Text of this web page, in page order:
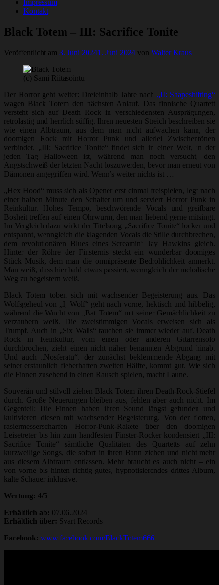
Impressum
Kontakt
Black Totem – III: Sacrifice Tonite
Veröffentlicht am 3. Juni 20241. Juni 2024 von Walter Kraus
(c) Sami Riitasointu
Der Horror geht weiter: Dreieinhalb Jahre nach „II: Shapeshifting“
wagen Black Totem den nächsten Anlauf. Das finnische Quartett
versteht sich auf Death Rock in verschiedensten Ausprägungen,
retrolastig und herrlich süffig. Ihren neuesten Streich beschreiben sie
wie einen Albtraum, aus dem man nicht aufwachen kann, der
doomigen Rock mit Horror Punk und allerlei Zwischentönen
verbindet. „III: Sacrifice Tonite“ findet sich in einer Welt, in der
jeden Tag Halloween ist, während man noch versucht, den
Angstschweiß der letzten Nacht loszuwerden, bevor man erneut von
Dämonen angegriffen wird. Wenn’s weiter nichts ist …
„Hex Hood“ muss sich als Opener erst einmal freispielen, legt nach
einer halben Minute den Schalter um und serviert Horror Punk in
Reinkultur. Hohes Tempo, beschwörende Vocals und greifbare
Bosheit treffen auf einen Ohrwurm, den man liebend gerne mitsingt.
Im Vergleich dazu wirkt der Titelsong „Sacrifice Tonite“ locker und
entspannt, wenngleich die klagenden Vocals die Stille durchbrechen,
dem revolutionären Blues eines Screamin‘ Jay Hawkins gleich.
Hinter der Röhre der Finsternis steckt ein wunderbar doomiges
Stück Musik, dem man die omnipräsente Bedrohlichkeit anmerkt.
Man weiß, dass hier bald etwas passiert, wenngleich der melodische
Weg zu begeistern weiß.
Black Totem toben sich mit wachsender Begeisterung aus. Das
Wolfsgeheul von „I, Wolf“ geht nach vorne, hektisch und hibbelig,
während die Wucht von „Bat Totem“ mit seiner Gemächlichkeit zu
verzaubern weiß. Die zweistimmigen Vocals erweisen sich als
Trumpf. Auch in „Six Walls“ tauchen sie immer wieder auf. Death
Rock in Reinkultur, vom einen oder anderen Gitarrensolo
durchbrochen, zieht einen nicht näher benannten Abgrund hinab.
Und auch „Nosferatu“, der zunächst beklemmende Abgang mit
seiner erstaunlich fieberhaften zweiten Hälfte, kommt gut. Wie sich
die Finnen zusehend in einen Rausch spielen, macht Laune.
Souverän und stilvoll ziehen Black Totem ihren Death-Rock-Stiefel
durch. Große Neuerungen bleiben aus, fehlen aber auch nicht. Im
Gegenteil: Die Finnen haben ihren Sound längst gefunden und
kultivieren diesen mit wachsender Begeisterung. Von der flotten,
rasiermesserscharfen Horror-Punk-Rakete über den doomigen
Leisetreter bis hin zum handfesten Finster-Rocker kondensiert „III:
Sacrifice Tonite“ sämtliche Qualitäten des Quartetts auf zehn
kurzweilige Songs, die sofort in ihren Bann ziehen und nicht mehr
aus diesem Albtraum entlassen. Mehr braucht es auch nicht – ein
von vorne bis hinten richtig gutes, hypnotisierendes drittes Album,
kalte Schauer inklusive.
Wertung: 4/5
Erhältlich ab: 07.06.2024
Erhältlich über: Svart Records
Facebook: www.facebook.com/BlackTotem666